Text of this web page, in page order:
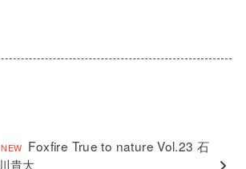
Foxfire True to nature Vol.23 石
川貴大